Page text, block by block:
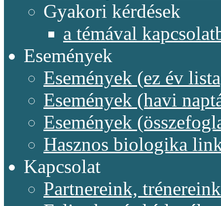
Gyakori kérdések
a témával
Események
Események (ez év
Események (havi
Események
Hasznos biologika
Kapcsolat
Partnereink, trénereink